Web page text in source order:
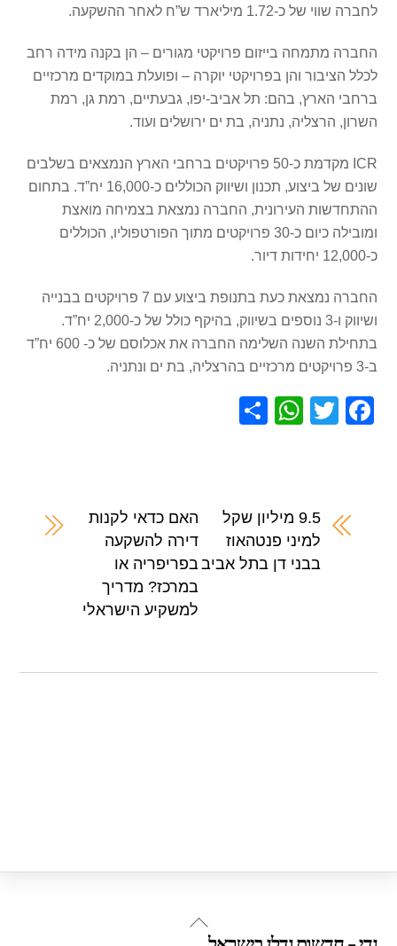
לחברה שווי של כ-1.72 מיליארד ש”ח לאחר ההשקעה.
החברה מתמחה בייזום פרויקטי מגורים – הן בקנה מידה רחב
לכלל הציבור והן בפרויקטי יוקרה – ופועלת במוקדים מרכזיים
ברחבי הארץ, בהם: תל אביב-יפו, גבעתיים, רמת גן, רמת
השרון, הרצליה, נתניה, בת ים ירושלים ועוד.
ICR מקדמת כ-50 פרויקטים ברחבי הארץ הנמצאים בשלבים
שונים של ביצוע, תכנון ושיווק הכוללים כ-16,000 יח”ד. בתחום
ההתחדשות העירונית, החברה נמצאת בצמיחה מואצת
ומובילה כיום כ-30 פרויקטים מתוך הפורטפוליו, הכוללים
כ-12,000 יחידות דיור.
החברה נמצאת כעת בתנופת ביצוע עם 7 פרויקטים בבנייה
ושיווק ו-3 נוספים בשיווק, בהיקף כולל של כ-2,000 יח”ד.
בתחילת השנה השלימה החברה את אכלוסם של כ- 600 יח”ד
ב-3 פרויקטים מרכזיים בהרצליה, בת ים ונתניה.
F
b
T
W
A
p
p
9.5 מיליון שקל
למיני פנטהאוז
בבני דן בתל אביב
האם כדאי לקנות
דירה להשקעה
בפריפריה או
במרכז? מדריך
למשקיע הישראלי
Back